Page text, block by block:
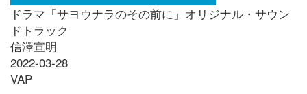
ドラマ「サヨウナラのその前に」オリジナル・サウン
ドトラック
信澤宣明
2022-03-28
VAP